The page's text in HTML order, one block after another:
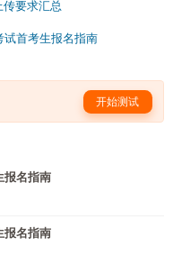
要求汇总
试首考生报名指南
开始测试
报名指南
报名指南